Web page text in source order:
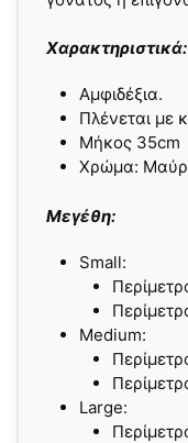
Χαρακτηριστικά:
Αμφιδέξια.
Πλένεται με
Μήκος 35cm
Χρώμα:
Μεγέθη:
Small:
Medium:
Large: